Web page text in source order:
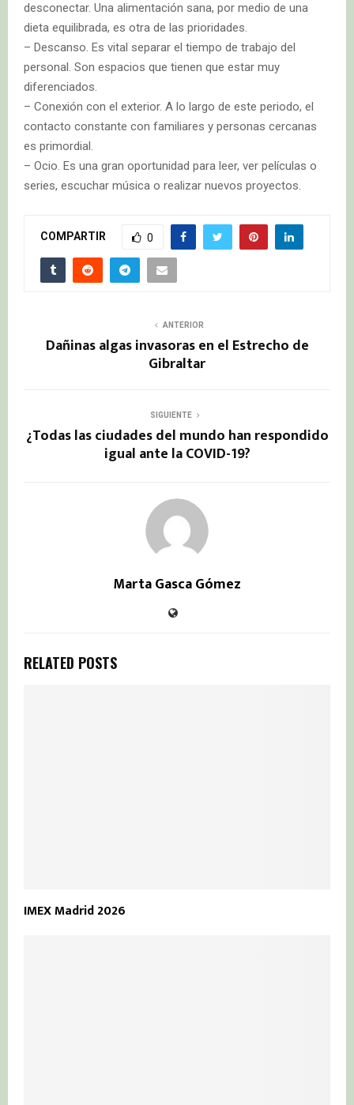
desconectar. Una alimentación sana, por medio de una
dieta equilibrada, es otra de las prioridades.
– Descanso. Es vital separar el tiempo de trabajo del
personal. Son espacios que tienen que estar muy
diferenciados.
– Conexión con el exterior. A lo largo de este periodo, el
contacto constante con familiares y personas cercanas
es primordial.
– Ocio. Es una gran oportunidad para leer, ver películas o
series, escuchar música o realizar nuevos proyectos.
COMPARTIR 0
ANTERIOR
Dañinas algas invasoras en el Estrecho de
Gibraltar
SIGUIENTE
¿Todas las ciudades del mundo han respondido
igual ante la COVID-19?
Marta Gasca Gómez
RELATED POSTS
IMEX Madrid 2026